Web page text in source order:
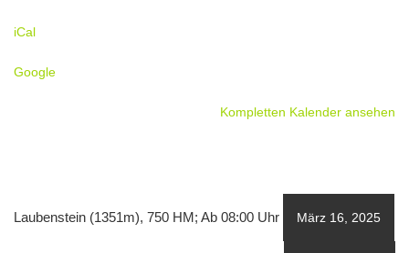
Donnerstag
-
iCal
Google
Kompletten Kalender ansehen
Laubenstein (1351m), 750 HM; Ab 08:00 Uhr März 16, 2025